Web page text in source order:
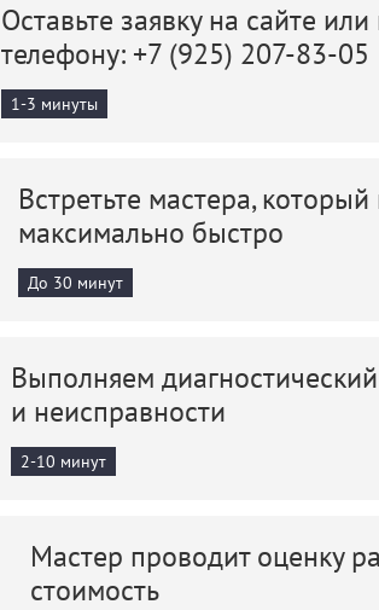
Оставьте заявку на сайте
телефону: +7 (925) 207-83-05
1-3 минуты
Встретьте мастера,
максимально быстро
До 30 минут
Выполняем
и неисправности
2-10 минут
Мастер проводит оценку
стоимость